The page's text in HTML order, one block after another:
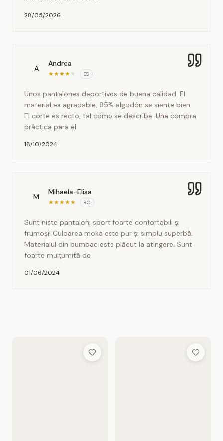
28/05/2026
A
Andrea
★★★★★ ES
Unos pantalones deportivos de buena calidad. El
material es agradable, 95% algodón se siente bien.
El corte es recto, tal como se describe. Una compra
práctica para el
18/10/2024
M
Mihaela-Elisa
★★★★★ RO
Sunt niște pantaloni sport foarte confortabili și
frumoși! Culoarea moka este pur și simplu superbă.
Materialul din bumbac este plăcut la atingere. Sunt
foarte mulțumită de
01/06/2024
Add to Wish List Add to